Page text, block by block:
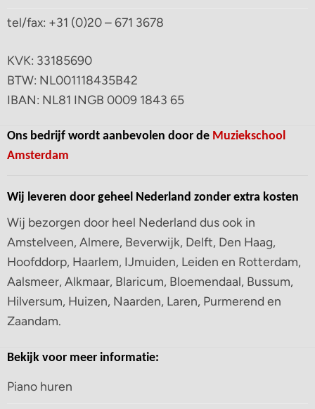
tel/fax: +31 (0)20 – 671 3678
KVK: 33185690
BTW: NL001118435B42
IBAN: NL81 INGB 0009 1843 65
Ons bedrijf wordt aanbevolen door de Muziekschool
Amsterdam
Wij leveren door geheel Nederland zonder extra kosten
Wij bezorgen door heel Nederland dus ook in
Amstelveen, Almere, Beverwijk, Delft, Den Haag,
Hoofddorp, Haarlem, IJmuiden, Leiden en Rotterdam,
Aalsmeer, Alkmaar, Blaricum, Bloemendaal, Bussum,
Hilversum, Huizen, Naarden, Laren, Purmerend en
Zaandam.
Bekijk voor meer informatie:
Piano huren